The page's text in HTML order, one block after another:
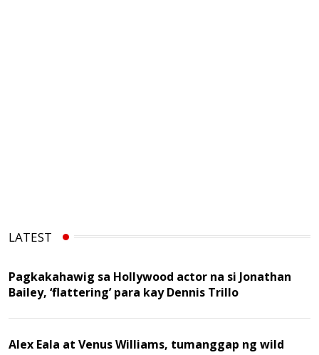
LATEST
Pagkakahawig sa Hollywood actor na si Jonathan
Bailey, ‘flattering’ para kay Dennis Trillo
Alex Eala at Venus Williams, tumanggap ng wild